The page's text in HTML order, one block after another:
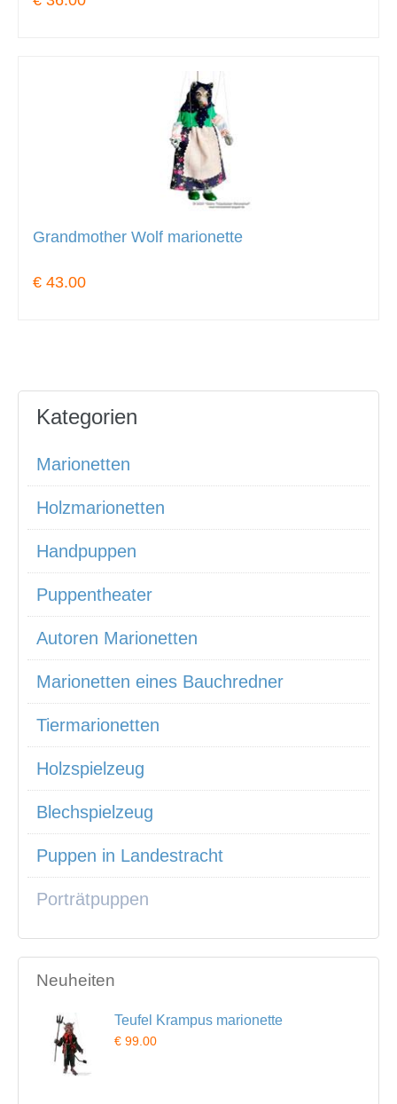
Grandmother Wolf marionette
€ 43.00
Kategorien
Marionetten
Holzmarionetten
Handpuppen
Puppentheater
Autoren Marionetten
Marionetten eines Bauchredner
Tiermarionetten
Holzspielzeug
Blechspielzeug
Puppen in Landestracht
Porträtpuppen
Neuheiten
Teufel Krampus marionette
€ 99.00